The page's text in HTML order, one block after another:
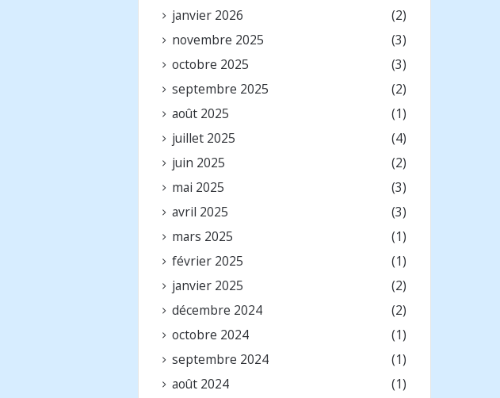
janvier 2026
(2)
novembre 2025
(3)
octobre 2025
(3)
septembre 2025
(2)
août 2025
(1)
juillet 2025
(4)
juin 2025
(2)
mai 2025
(3)
avril 2025
(3)
mars 2025
(1)
février 2025
(1)
janvier 2025
(2)
décembre 2024
(2)
octobre 2024
(1)
septembre 2024
(1)
août 2024
(1)